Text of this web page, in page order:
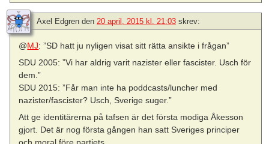
Axel Edgren den 20 april, 2015 kl. 21:03 skrev:
@MJ: ”SD hatt ju nyligen visat sitt rätta ansikte i frågan”
SDU 2005: ”Vi har aldrig varit nazister eller fascister. Usch för
dem.”
SDU 2015: ”Får man inte ha poddcasts/luncher med
nazister/fascister? Usch, Sverige suger.”
Att ge identitärerna på tafsen är det första modiga Åkesson
gjort. Det är nog första gången han satt Sveriges principer